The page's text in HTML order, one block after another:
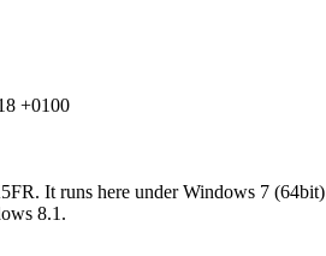
+0100
It runs here under Windows 7 (64bit)
8.1.